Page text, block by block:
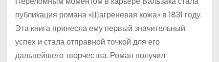
публикация романа «Шагреневая кожа» в 1831 году.
Эта книга принесла ему первый значительный
успех и стала отправной точкой для его
дальнейшего творчества. Роман получил